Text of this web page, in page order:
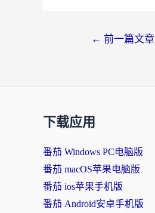
← 前一篇文章
下载应用
番茄 Windows PC电脑版
番茄 macOS苹果电脑版
番茄 ios苹果手机版
番茄 Android安卓手机版